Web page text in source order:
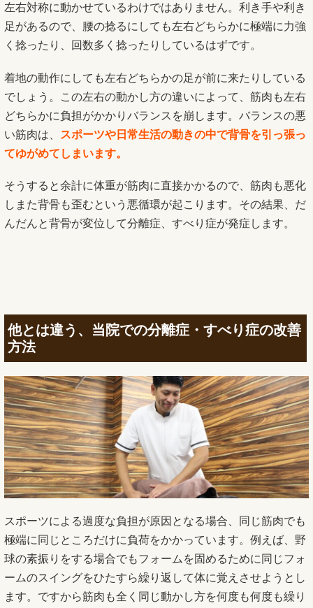
左右対称に動かせているわけではありません。利き手や利き
足があるので、腰の捻るにしても左右どちらかに極端に力強
く捻ったり、回数多く捻ったりしているはずです。
着地の動作にしても左右どちらかの足が前に来たりしている
でしょう。この左右の動かし方の違いによって、筋肉も左右
どちらかに負担がかかりバランスを崩します。バランスの悪
い筋肉は、
スポーツや日常生活の動きの中で背骨を引っ張っ
てゆがめてしまいます。
そうすると余計に体重が筋肉に直接かかるので、筋肉も悪化
しまた背骨も歪むという悪循環が起こります。その結果、だ
んだんと背骨が変位して分離症、すべり症が発症します。
他とは違う、当院での分離症・すべり症の改善
方法
スポーツによる過度な負担が原因となる場合、同じ筋肉でも
極端に同じところだけに負荷をかかっています。例えば、野
球の素振りをする場合でもフォームを固めるために同じフォ
ームのスイングをひたすら繰り返して体に覚えさせようとし
ます。ですから筋肉も全く同じ動かし方を何度も何度も繰り